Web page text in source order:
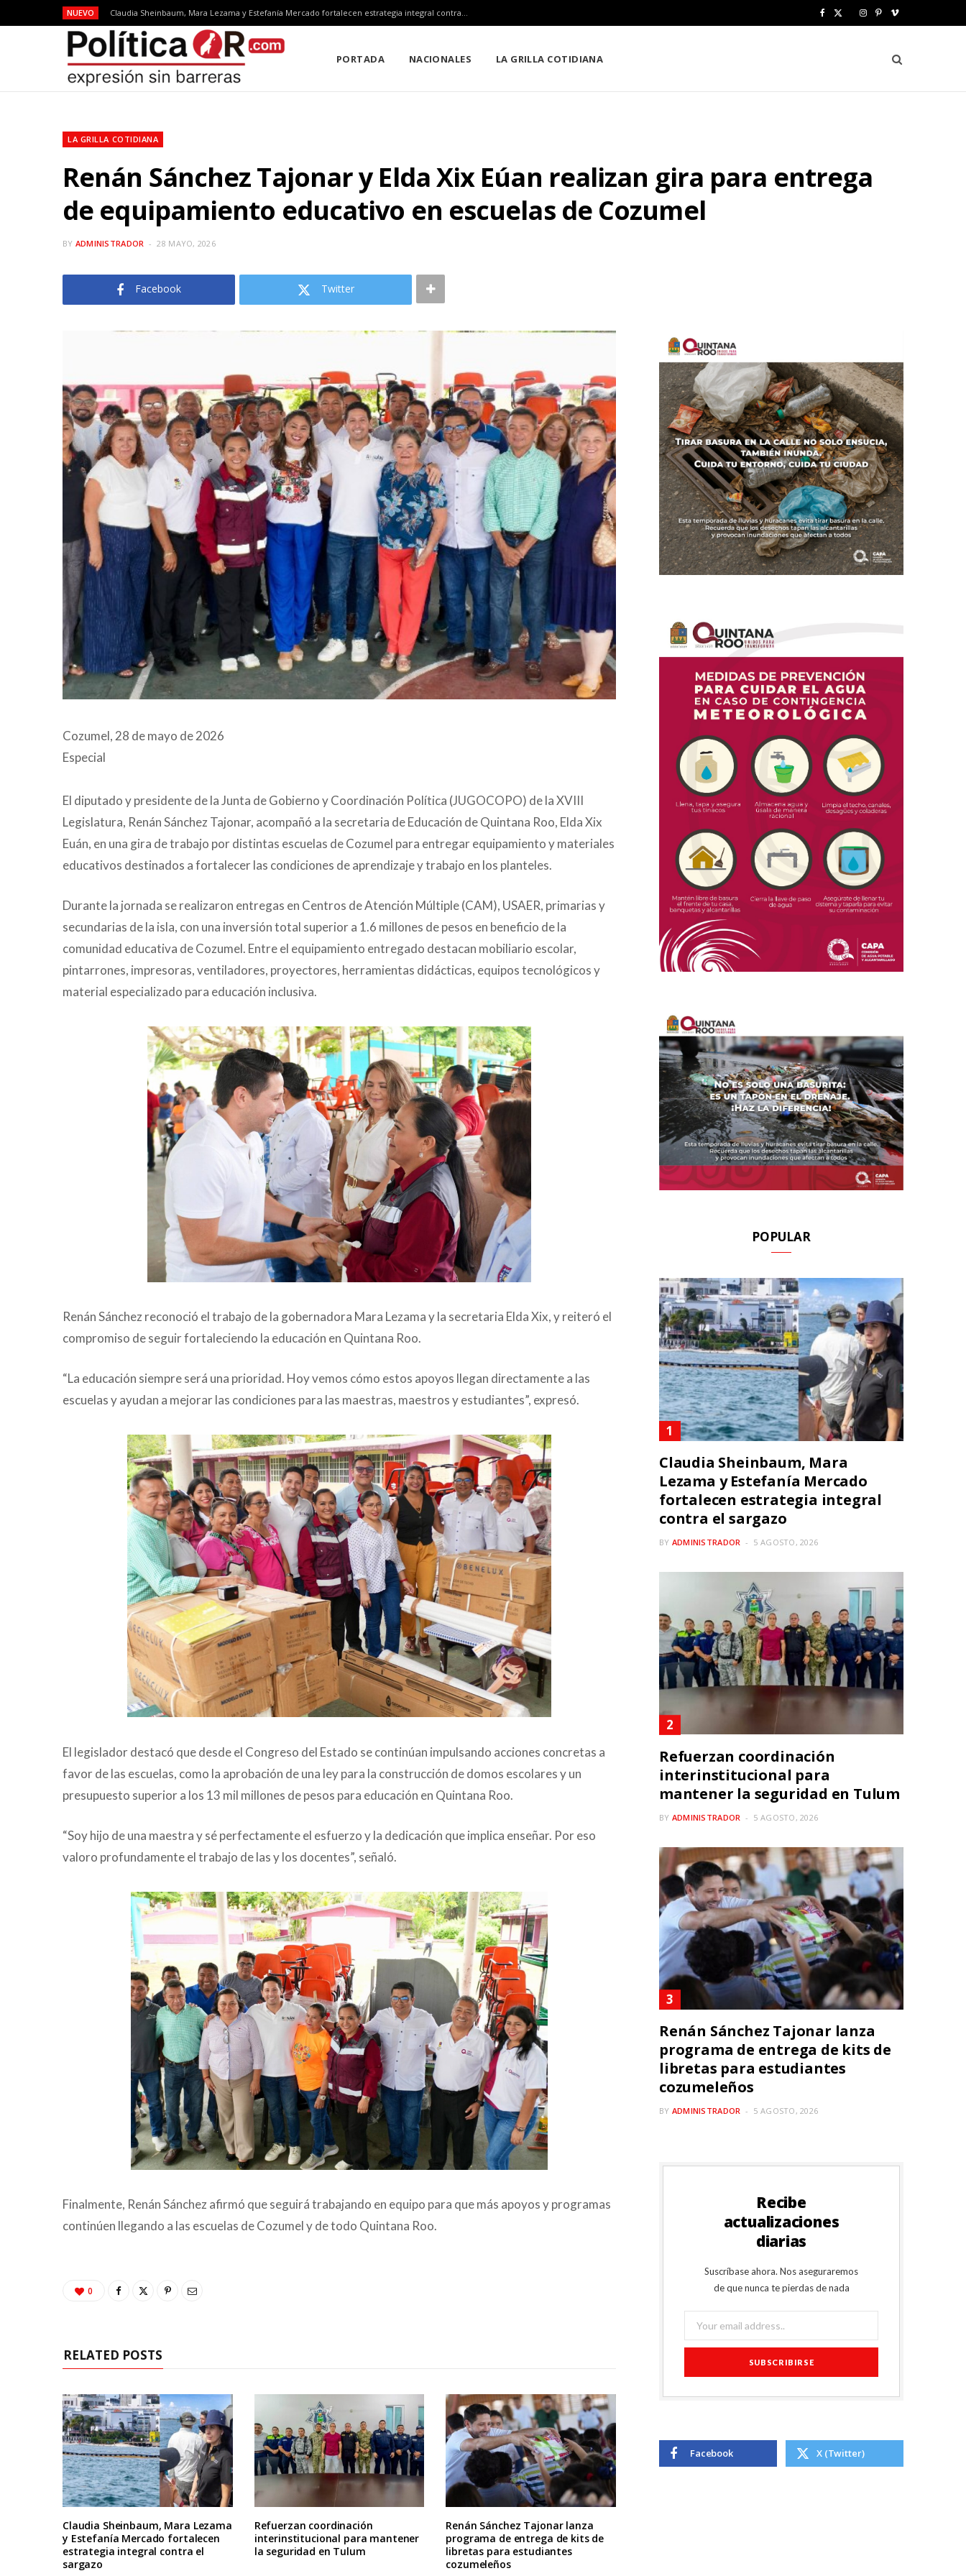
NUEVO Claudia Sheinbaum, Mara Lezama y Estefanía Mercado fortalecen estrategia integral contra el sargazo
e w
e
I
t
P
t
V
m
e
PORTADA NACIONALES LA GRILLA COTIDIANA
LA GRILLA COTIDIANA
Renán Sánchez Tajonar y Elda Xix Eúan realizan gira para entrega
de equipamiento educativo en escuelas de Cozumel
BY ADMINISTRADOR 28 MAYO, 2026
Facebook Twitter
Cozumel, 28 de mayo de 2026
Especial
El diputado y presidente de la Junta de Gobierno y Coordinación Política (JUGOCOPO) de la XVIII
Legislatura, Renán Sánchez Tajonar, acompañó a la secretaria de Educación de Quintana Roo, Elda Xix
Euán, en una gira de trabajo por distintas escuelas de Cozumel para entregar equipamiento y materiales
educativos destinados a fortalecer las condiciones de aprendizaje y trabajo en los planteles.
Durante la jornada se realizaron entregas en Centros de Atención Múltiple (CAM), USAER, primarias y
secundarias de la isla, con una inversión total superior a 1.6 millones de pesos en beneficio de la
comunidad educativa de Cozumel. Entre el equipamiento entregado destacan mobiliario escolar,
pintarrones, impresoras, ventiladores, proyectores, herramientas didácticas, equipos tecnológicos y
material especializado para educación inclusiva.
Renán Sánchez reconoció el trabajo de la gobernadora Mara Lezama y la secretaria Elda Xix, y reiteró el
compromiso de seguir fortaleciendo la educación en Quintana Roo.
“La educación siempre será una prioridad. Hoy vemos cómo estos apoyos llegan directamente a las
escuelas y ayudan a mejorar las condiciones para las maestras, maestros y estudiantes”, expresó.
El legislador destacó que desde el Congreso del Estado se continúan impulsando acciones concretas a
favor de las escuelas, como la aprobación de una ley para la construcción de domos escolares y un
presupuesto superior a los 13 mil millones de pesos para educación en Quintana Roo.
“Soy hijo de una maestra y sé perfectamente el esfuerzo y la dedicación que implica enseñar. Por eso
valoro profundamente el trabajo de las y los docentes”, señaló.
Finalmente, Renán Sánchez afirmó que seguirá trabajando en equipo para que más apoyos y programas
continúen llegando a las escuelas de Cozumel y de todo Quintana Roo.
0
RELATED POSTS
Claudia Sheinbaum, Mara Lezama
y Estefanía Mercado fortalecen
estrategia integral contra el
sargazo
Refuerzan coordinación
interinstitucional para mantener
la seguridad en Tulum
Renán Sánchez Tajonar lanza
programa de entrega de kits de
libretas para estudiantes
cozumeleños
POPULAR
Claudia Sheinbaum, Mara
Lezama y Estefanía Mercado
fortalecen estrategia integral
contra el sargazo
BY ADMINISTRADOR 5 AGOSTO, 2026
Refuerzan coordinación
interinstitucional para
mantener la seguridad en Tulum
BY ADMINISTRADOR 5 AGOSTO, 2026
Renán Sánchez Tajonar lanza
programa de entrega de kits de
libretas para estudiantes
cozumeleños
BY ADMINISTRADOR 5 AGOSTO, 2026
Recibe
actualizaciones
diarias
Suscríbase ahora. Nos aseguraremos
de que nunca te pierdas de nada
Facebook X (Twitter)